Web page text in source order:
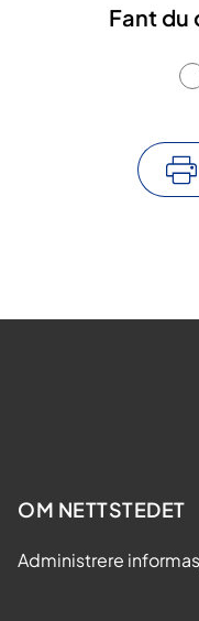
Fant du
OM NETTSTEDET
Administrere